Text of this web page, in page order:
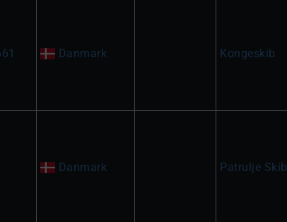
Danmark Kongeskib
Danmark Patrulje Skib